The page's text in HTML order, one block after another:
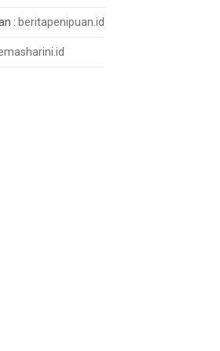
: beritapenipuan.id